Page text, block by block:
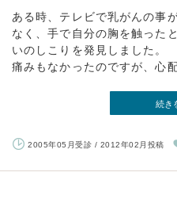
ある時、テレビで乳がんの事
なく、手で自分の胸を触った
いのしこりを発見しました。
痛みもなかったのですが、心
続き
2005年05月受診 / 2012年02月投稿